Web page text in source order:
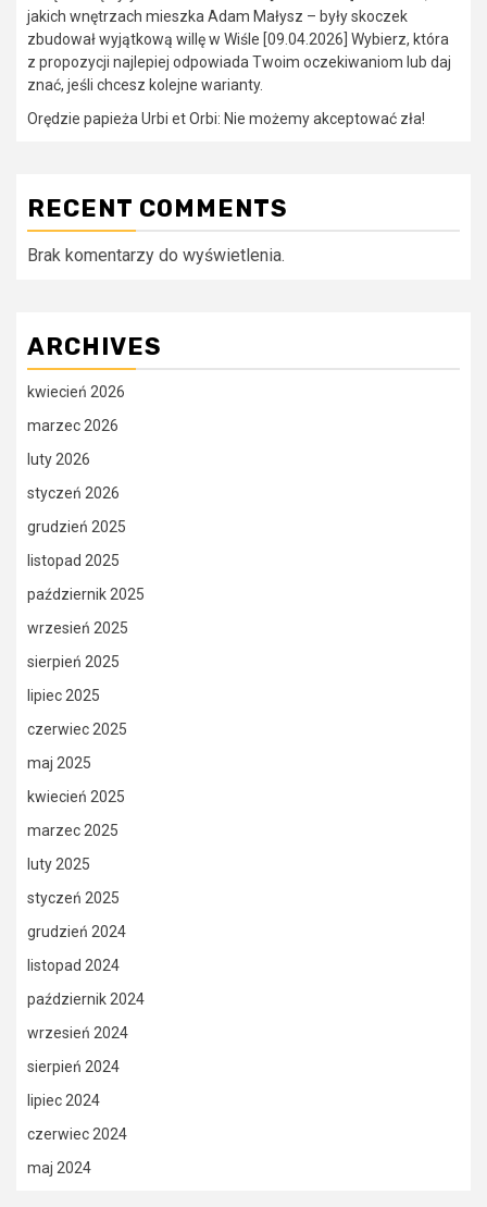
jakich wnętrzach mieszka Adam Małysz – były skoczek
zbudował wyjątkową willę w Wiśle [09.04.2026] Wybierz, która
z propozycji najlepiej odpowiada Twoim oczekiwaniom lub daj
znać, jeśli chcesz kolejne warianty.
Orędzie papieża Urbi et Orbi: Nie możemy akceptować zła!
RECENT COMMENTS
Brak komentarzy do wyświetlenia.
ARCHIVES
kwiecień 2026
marzec 2026
luty 2026
styczeń 2026
grudzień 2025
listopad 2025
październik 2025
wrzesień 2025
sierpień 2025
lipiec 2025
czerwiec 2025
maj 2025
kwiecień 2025
marzec 2025
luty 2025
styczeń 2025
grudzień 2024
listopad 2024
październik 2024
wrzesień 2024
sierpień 2024
lipiec 2024
czerwiec 2024
maj 2024